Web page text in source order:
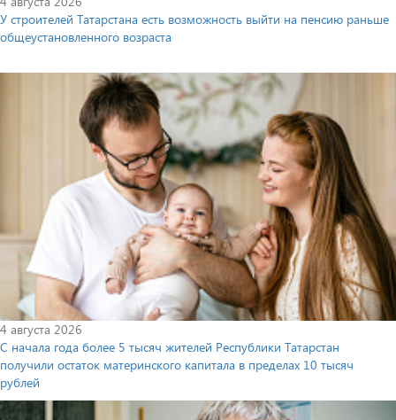
У строителей Татарстана есть возможность выйти на пенсию раньше
общеустановленного возраста
4 августа 2026
С начала года более 5 тысяч жителей Республики Татарстан
получили остаток материнского капитала в пределах 10 тысяч
рублей